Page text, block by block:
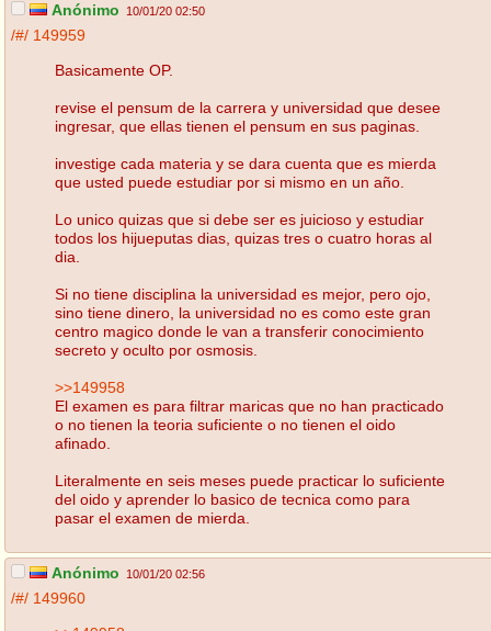
Anónimo 10/01/20 02:50
/#/ 149959
Basicamente OP.
revise el pensum de la carrera y universidad que desee
ingresar, que ellas tienen el pensum en sus paginas.
investige cada materia y se dara cuenta que es mierda
que usted puede estudiar por si mismo en un año.
Lo unico quizas que si debe ser es juicioso y estudiar
todos los hijueputas dias, quizas tres o cuatro horas al
dia.
Si no tiene disciplina la universidad es mejor, pero ojo,
sino tiene dinero, la universidad no es como este gran
centro magico donde le van a transferir conocimiento
secreto y oculto por osmosis.
>>149958
El examen es para filtrar maricas que no han practicado
o no tienen la teoria suficiente o no tienen el oido
afinado.
Literalmente en seis meses puede practicar lo suficiente
del oido y aprender lo basico de tecnica como para
pasar el examen de mierda.
Anónimo 10/01/20 02:56
/#/ 149960